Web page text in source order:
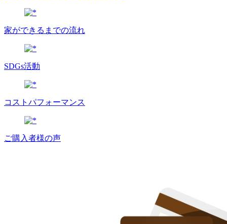
家ができるまでの流れ
SDGs活動
コストパフォーマンス
ご購入者様の声